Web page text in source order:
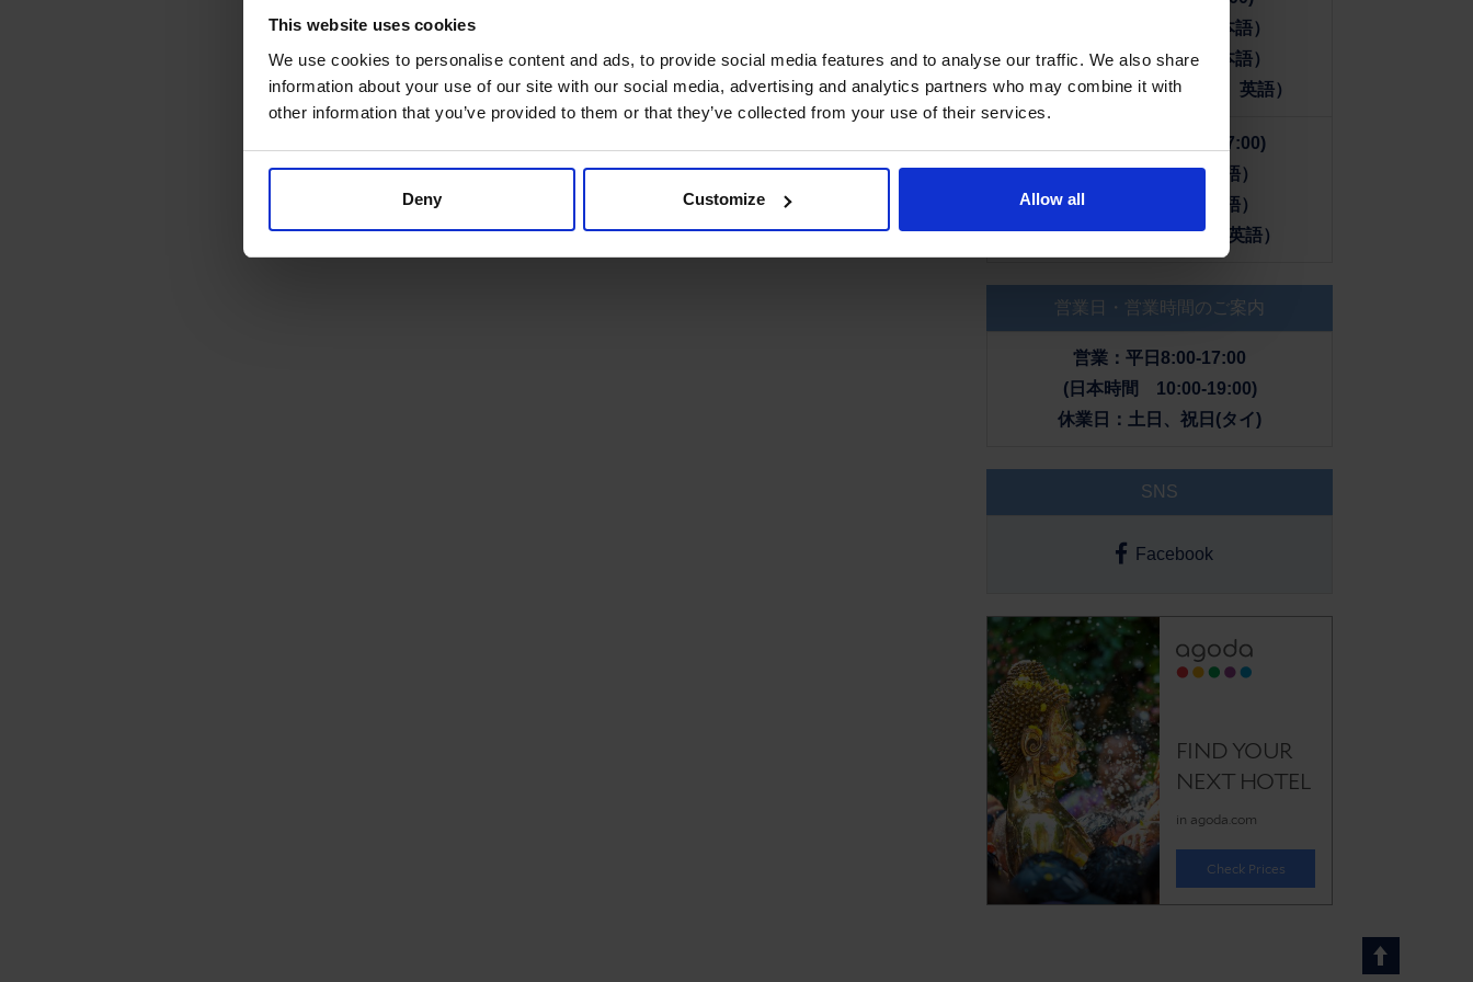
This website uses cookies
We use cookies to personalise content and ads, to provide social media features and to analyse our traffic. We also share
information about your use of our site with our social media, advertising and analytics partners who may combine it with
other information that you’ve provided to them or that they’ve collected from your use of their services.
Deny Customize Allow all
+66 65-920-2922（日本語）
+66 98-584-4436（日本語）
+66 2-204-2678（タイ語、英語）
■タイ国内から(8:00-17:00)
065-920-2922（日本語）
098-584-4436（日本語）
02-204-2678（タイ語、英語）
営業日・営業時間のご案内
営業：平日8:00-17:00
(日本時間 10:00-19:00)
休業日：土日、祝日(タイ)
SNS
Facebook